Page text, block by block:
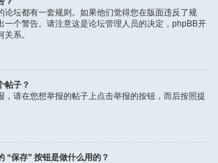
论坛都有一套规则。如果他们觉得您在版面违反了规
一个警告。请注意这是论坛管理人员的决定，phpBB开
系。
帖子？
，请在您想举报的帖子上点击举报的按钮，而后按照提
“保存” 按钮是做什么用的？